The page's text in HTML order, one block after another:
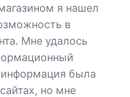
я нашел
в
Мне удалось
информация была
но мне